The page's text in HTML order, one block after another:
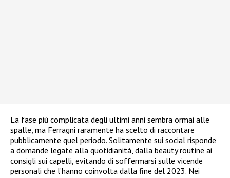
La fase più complicata degli ultimi anni sembra ormai alle
spalle, ma Ferragni raramente ha scelto di raccontare
pubblicamente quel periodo. Solitamente sui social risponde
a domande legate alla quotidianità, dalla beauty routine ai
consigli sui capelli, evitando di soffermarsi sulle vicende
personali che l’hanno coinvolta dalla fine del 2023. Nei